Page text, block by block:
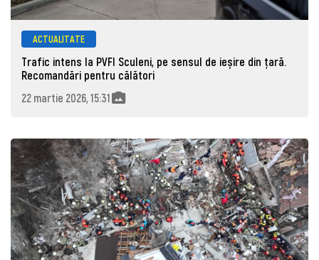
ACTUALITATE
Trafic intens la PVFI Sculeni, pe sensul de ieșire din țară.
Recomandări pentru călători
22 martie 2026, 15:31